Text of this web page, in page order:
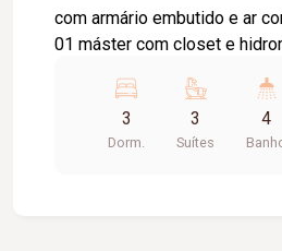
com armário embutido e ar
01 máster com closet e
planejada com cooktop, forno e coifa;
com armário; Varanda gourmet com churrasqueira;
3
Dorm.
3
Suítes
4